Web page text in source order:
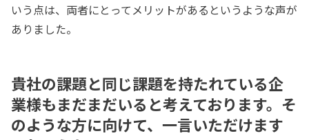
いう点は、両者にとってメリットがあるというような声が
ありました。
貴社の課題と同じ課題を持たれている企
業様もまだまだいると考えております。そ
のような方に向けて、一言いただけます